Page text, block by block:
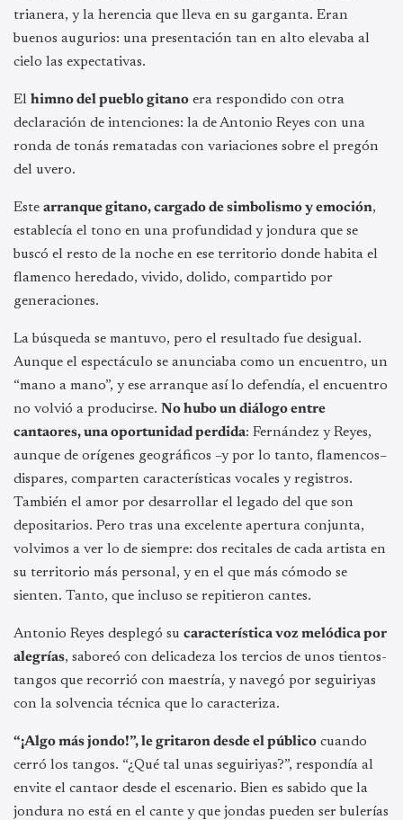
trianera, y la herencia que lleva en su garganta. Eran
buenos augurios: una presentación tan en alto elevaba al
cielo las expectativas.
El himno del pueblo gitano era respondido con otra
declaración de intenciones: la de Antonio Reyes con una
ronda de tonás rematadas con variaciones sobre el pregón
del uvero.
Este arranque gitano, cargado de simbolismo y emoción,
establecía el tono en una profundidad y jondura que se
buscó el resto de la noche en ese territorio donde habita el
flamenco heredado, vivido, dolido, compartido por
generaciones.
La búsqueda se mantuvo, pero el resultado fue desigual.
Aunque el espectáculo se anunciaba como un encuentro, un
“mano a mano”, y ese arranque así lo defendía, el encuentro
no volvió a producirse. No hubo un diálogo entre
cantaores, una oportunidad perdida: Fernández y Reyes,
aunque de orígenes geográficos –y por lo tanto, flamencos–
dispares, comparten características vocales y registros.
También el amor por desarrollar el legado del que son
depositarios. Pero tras una excelente apertura conjunta,
volvimos a ver lo de siempre: dos recitales de cada artista en
su territorio más personal, y en el que más cómodo se
sienten. Tanto, que incluso se repitieron cantes.
Antonio Reyes desplegó su característica voz melódica por
alegrías, saboreó con delicadeza los tercios de unos tientos-
tangos que recorrió con maestría, y navegó por seguiriyas
con la solvencia técnica que lo caracteriza.
“¡Algo más jondo!”, le gritaron desde el público cuando
cerró los tangos. “¿Qué tal unas seguiriyas?”, respondía al
envite el cantaor desde el escenario. Bien es sabido que la
jondura no está en el cante y que jondas pueden ser bulerías